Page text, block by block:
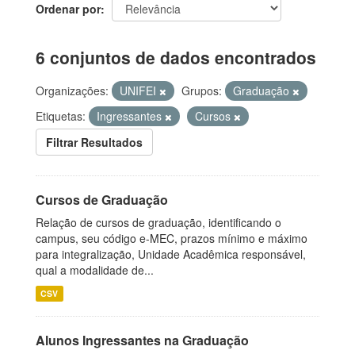
Ordenar por
6 conjuntos de dados encontrados
Organizações: UNIFEI Grupos:
Graduação
Etiquetas:
Ingressantes
Cursos
Filtrar Resultados
Cursos de Graduação
Relação de cursos de graduação, identificando o
campus, seu código e-MEC, prazos mínimo e máximo
para integralização, Unidade Acadêmica responsável,
qual a modalidade de...
CSV
Alunos Ingressantes na Graduação